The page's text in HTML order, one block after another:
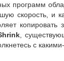
программ
скорость, и
,
с